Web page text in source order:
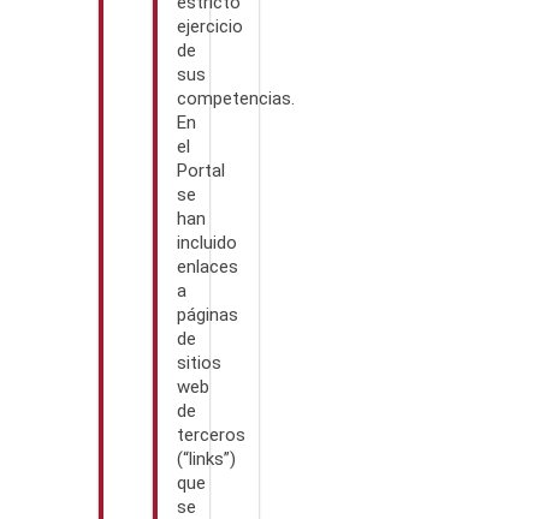
ejercicio
de
sus
competencias.
En
el
Portal
se
han
incluido
enlaces
a
páginas
de
sitios
web
de
terceros
(“links”)
que
se